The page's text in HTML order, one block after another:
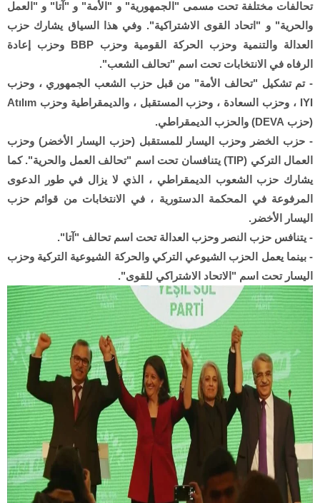
تحالفات مختلفة تحت مسمى "الجمهورية" و "الأمة" و "آتا" و "العمل
والحرية" و "اتحاد القوى الاشتراكية". وفي هذا السياق يشارك حزب
العدالة والتنمية وحزب الحركة القومية وحزب BBP وحزب إعادة
الرفاه في الانتخابات تحت اسم "تحالف الشعب".
- تم تشكيل "تحالف الأمة" من قبل حزب الشعب الجمهوري ، وحزب
IYI ، وحزب السعادة ، وحزب المستقبل ، والديمقراطية وحزب Atılım
(حزب DEVA) والحزب الديمقراطي.
- حزب الخضر وحزب اليسار للمستقبل (حزب اليسار الأخضر) وحزب
العمال التركي (TIP) يتنافسان تحت اسم "تحالف العمل والحرية". كما
يشارك حزب الشعوب الديمقراطي ، الذي لا يزال في طور الدعوى
المرفوعة في المحكمة الدستورية ، في الانتخابات من قوائم حزب
اليسار الأخضر.
- يتنافس حزب النصر وحزب العدالة تحت اسم تحالف "آتا".
- بينما يعمل الحزب الشيوعي التركي والحركة الشيوعية التركية وحزب
اليسار تحت اسم "الاتحاد الاشتراكي للقوى".